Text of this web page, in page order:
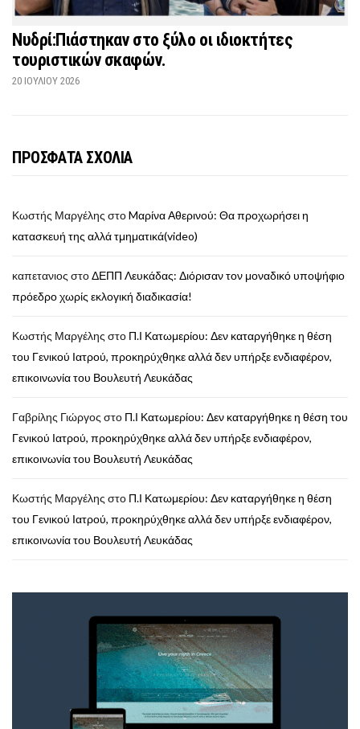
Νυδρί:Πιάστηκαν στο ξύλο οι ιδιοκτήτες
τουριστικών σκαφών.
20 ΙΟΥΛΊΟΥ 2026
ΠΡΟΣΦΑΤΑ ΣΧΟΛΙΑ
Κωστής Μαργέλης στοMαρίνα Αθερινού: Θα προχωρήσει η
κατασκευή της αλλά τμηματικά(video)
καπετανιος στοΔΕΠΠ Λευκάδας: Διόρισαν τον μοναδικό υποψήφιο
πρόεδρο χωρίς εκλογική διαδικασία!
Κωστής Μαργέλης στο Π.Ι Κατωμερίου: Δεν καταργήθηκε η θέση
του Γενικού Ιατρού, προκηρύχθηκε αλλά δεν υπήρξε ενδιαφέρον,
επικοινωνία του Βουλευτή Λευκάδας
Γαβρίλης Γιώργος στο Π.Ι Κατωμερίου: Δεν καταργήθηκε η θέση του
Γενικού Ιατρού, προκηρύχθηκε αλλά δεν υπήρξε ενδιαφέρον,
επικοινωνία του Βουλευτή Λευκάδας
Κωστής Μαργέλης στο Π.Ι Κατωμερίου: Δεν καταργήθηκε η θέση
του Γενικού Ιατρού, προκηρύχθηκε αλλά δεν υπήρξε ενδιαφέρον,
επικοινωνία του Βουλευτή Λευκάδας